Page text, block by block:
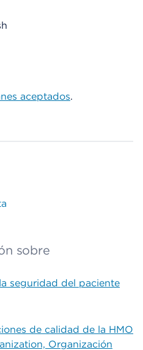
aceptados.
sobre
seguridad del paciente
de calidad de la HMO
Organización